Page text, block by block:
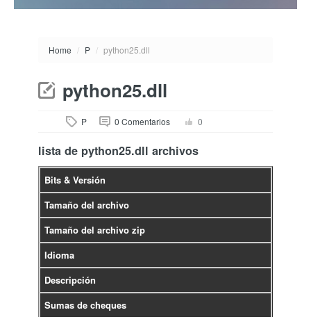
Home / P / python25.dll
python25.dll
P 0 Comentarios 0
lista de python25.dll archivos
Bits & Versión
Tamaño del archivo
Tamaño del archivo zip
Idioma
Descripción
Sumas de cheques